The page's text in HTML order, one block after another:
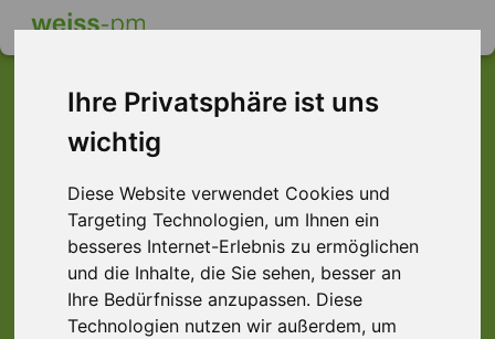
Ihre Privatsphäre ist uns
wichtig
Diese Website verwendet Cookies und
Targeting Technologien, um Ihnen ein
besseres Internet-Erlebnis zu ermöglichen
und die Inhalte, die Sie sehen, besser an
Ihre Bedürfnisse anzupassen. Diese
Technologien nutzen wir außerdem, um
Dieser Job ist leider
nicht mehr verfügbar ...
... aber vielleicht ist hier etwas dabei: